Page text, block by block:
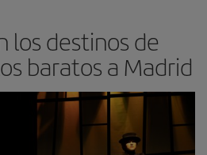
los destinos de
baratos a Madrid